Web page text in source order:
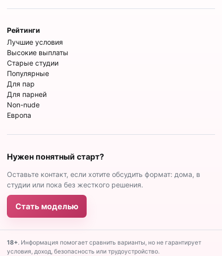
Рейтинги
Лучшие условия
Высокие выплаты
Старые студии
Популярные
Для пар
Для парней
Non-nude
Европа
Нужен понятный старт?
Оставьте контакт, если хотите обсудить формат: дома, в
студии или пока без жесткого решения.
Стать моделью
18+. Информация помогает сравнить варианты, но не гарантирует
условия, доход, безопасность или трудоустройство.